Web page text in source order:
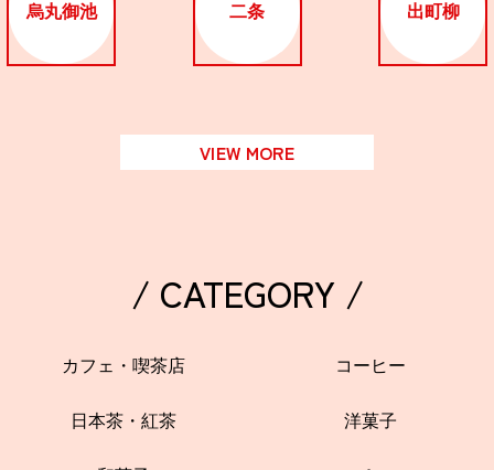
烏丸御池 二条 出町柳
VIEW MORE
/ CATEGORY /
カフェ・喫茶店 コーヒー
日本茶・紅茶 洋菓子